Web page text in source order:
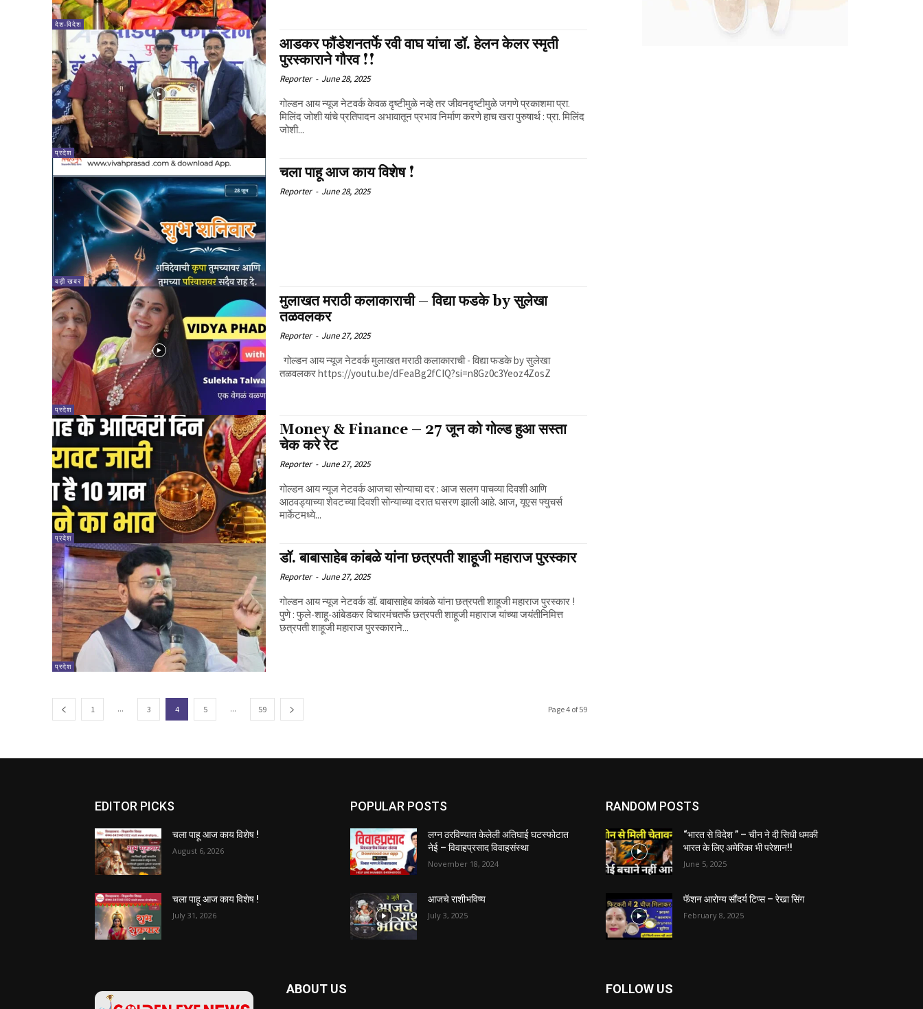
देश-विदेश
प्रदेश
आडकर फौंडेशनतर्फे रवी वाघ यांचा डॉ. हेलन केलर स्मृती
पुरस्काराने गौरव !!
Reporter - June 28, 2025
गोल्डन आय न्यूज नेटवर्क केवळ दृष्टीमुळे नव्हे तर जीवनदृष्टीमुळे जगणे प्रकाशमा प्रा.
मिलिंद जोशी यांचे प्रतिपादन अभावातून प्रभाव निर्माण करणे हाच खरा पुरुषार्थ : प्रा. मिलिंद
जोशी...
बड़ी खबर
चला पाहू आज काय विशेष !
Reporter - June 28, 2025
प्रदेश
मुलाखत मराठी कलाकाराची – विद्या फडके by सुलेखा
तळवलकर
Reporter - June 27, 2025
गोल्डन आय न्यूज नेटवर्क मुलाखत मराठी कलाकाराची - विद्या फडके by सुलेखा
तळवलकर https://youtu.be/dFeaBg2fCIQ?si=n8Gz0c3Yeoz4ZosZ
प्रदेश
Money & Finance – 27 जून को गोल्ड हुआ सस्ता
चेक करे रेट
Reporter - June 27, 2025
गोल्डन आय न्यूज नेटवर्क आजचा सोन्याचा दर : आज सलग पाचव्या दिवशी आणि
आठवड्याच्या शेवटच्या दिवशी सोन्याच्या दरात घसरण झाली आहे. आज, यूएस फ्युचर्स
मार्केटमध्ये...
प्रदेश
डॉ. बाबासाहेब कांबळे यांना छत्रपती शाहूजी महाराज पुरस्कार
Reporter - June 27, 2025
गोल्डन आय न्यूज नेटवर्क डॉ. बाबासाहेब कांबळे यांना छत्रपती शाहूजी महाराज पुरस्कार !
पुणे : फुले-शाहू-आंबेडकर विचारमंचतर्फे छत्रपती शाहूजी महाराज यांच्या जयंतीनिमित्त
छत्रपती शाहूजी महाराज पुरस्काराने...
1 ... 3 4 5 ... 59 Page 4 of 59
EDITOR PICKS
चला पाहू आज काय विशेष !
August 6, 2026
चला पाहू आज काय विशेष !
July 31, 2026
POPULAR POSTS
लग्न ठरविण्यात केलेली अतिघाई घटस्फोटात
नेई – विवाहप्रसाद विवाहसंस्था
November 18, 2024
आजचे राशीभविष्य
July 3, 2025
RANDOM POSTS
“भारत से विदेश ” – चीन ने दी सिधी धमकी
भारत के लिए अमेरिका भी परेशान!!
June 5, 2025
फॅशन आरोग्य सौंदर्य टिप्स – रेखा सिंग
February 8, 2025
ABOUT US FOLLOW US